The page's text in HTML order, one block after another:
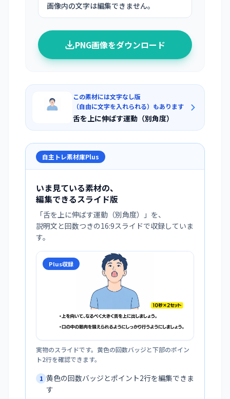
画像内の文字は編集できません。
PNG画像をダウンロード
この素材には文字なし版
（自由に文字を入れられる）もあります
舌を上に伸ばす運動（別角度）
自主トレ素材庫Plus
いま見ている素材の、
編集できるスライド版
「舌を上に伸ばす運動（別角度）
」を、
説明文と回数つきの16:9スライドで収録していま
す。
Plus収録
実物のスライドです。黄色の回数バッジと下部のポイン
ト2行を確認できます。
1 黄色の回数バッジとポイント2行を編集できま
す